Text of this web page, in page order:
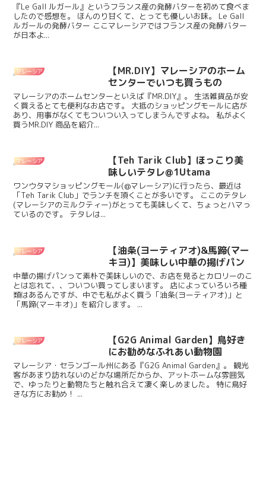
『Le Gall ルガール』というフランス産の発酵バターを初めて食べま
したので感想を。 ほんのり甘くて、とっても優しいお味。 Le Gall
ルガールの発酵バター ここマレーシアではフランス産の発酵バター
が日本よ...
マレーシア
【MR.DIY】マレーシアのホーム
センターでいつも買うもの
マレーシアのホームセンターといえば『MR.DIY』。 生活雑貨品が安
く買えるとても便利なお店です。 大抵のショッピングモールに店が
あり、用事がなくてもついつい入ってしまうんですよね。 私がよく
買うMR.DIY 商品を紹介...
マレーシア
【Teh Tarik Club】ほっこり美
味しいテタレ@1Utama
ワンウタマショッピングモール(@マレーシア)に行ったら、最近は
「Teh Tarik Club」でランチを頂くことが多いです。 ここのテタレ
(マレーシアのミルクティー)がとっても美味しくて、ちょっとハマっ
ているのです。 テタレは...
マレーシア
【油条(ヨーティアオ)&馬蹄(マー
キヨ)】美味しい中華の揚げパン
中華の揚げパンって素朴で美味しいので、お店を見るとカロリーのこ
とは忘れて、、ついつい買ってしまいます。 店によっていろいろ種
類はあるんですが、中でも私がよく買う「油条(ヨーティアオ)」と
「馬蹄(マーキオ)」を紹介します。 ...
マレーシア
【G2G Animal Garden】鳥好き
にお勧めなふれあい動物園
マレーシア・セランゴール州にある『G2G Animal Garden』。 観光
客があまり訪れないのどかな場所だからか、アットホームな雰囲気
で、ゆったりと動物たちと触れ合えて凄く楽しめました。 特に鳥好
きな方にお勧め！ ...